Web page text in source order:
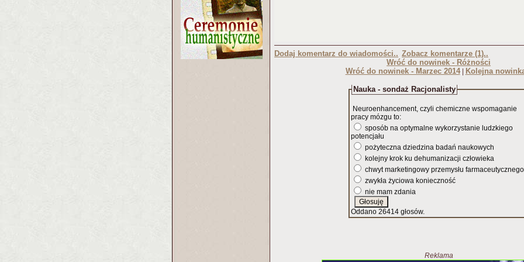
Dodaj komentarz do wiadomości.. Zobacz komentarze (1)..
Wróć do nowinek - Różności
Wróć do nowinek - Marzec 2014| Kolejna
Nauka - sondaż Racjonalisty
Neuroenhancement, czyli chemiczne wspomaganie
pracy mózgu to:
sposób na optymalne wykorzystanie ludzkiego
potencjału
pożyteczna dziedzina badań naukowych
kolejny krok ku dehumanizacji człowieka
chwyt marketingowy przemysłu farmaceutycznego
zwykła życiowa konieczność
nie mam zdania
Oddano 26414 głosów.
Reklama